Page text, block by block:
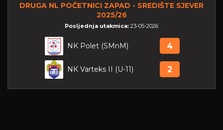
DRUGA NL POČETNICI ZAPAD - SREDIŠTE SJEVER
2025/26
Posljednja utakmica: 23-05-2026
NK Polet (SMnM) 4
NK Varteks II (U-11) 2